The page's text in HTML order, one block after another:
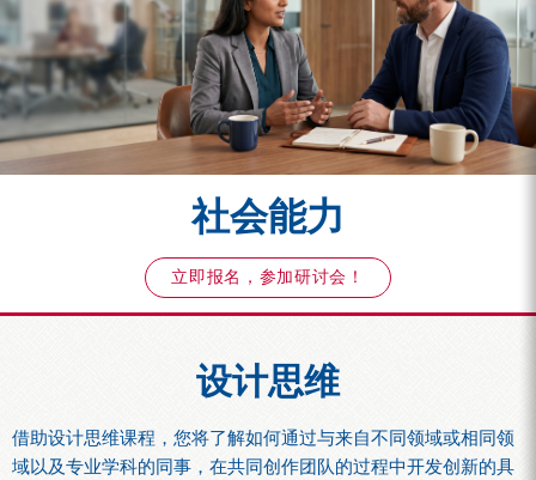
社会能力
立即报名，参加研讨会！
设计思维
借助设计思维课程，您将了解如何通过与来自不同领域或相同领
域以及专业学科的同事，在共同创作团队的过程中开发创新的具